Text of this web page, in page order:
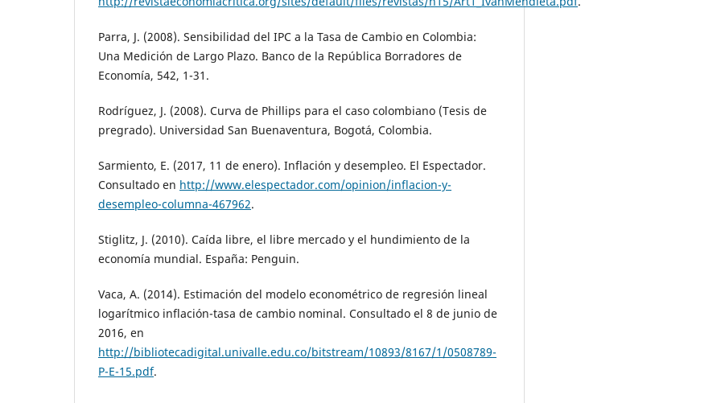
Parra, J. (2008). Sensibilidad del IPC a la Tasa de Cambio en Colombia:
Una Medición de Largo Plazo. Banco de la República Borradores de
Economía, 542, 1-31.
Rodríguez, J. (2008). Curva de Phillips para el caso colombiano (Tesis de
pregrado). Universidad San Buenaventura, Bogotá, Colombia.
Sarmiento, E. (2017, 11 de enero). Inflación y desempleo. El Espectador.
Consultado en http://www.elespectador.com/opinion/inflacion-y-
desempleo-columna-467962.
Stiglitz, J. (2010). Caída libre, el libre mercado y el hundimiento de la
economía mundial. España: Penguin.
Vaca, A. (2014). Estimación del modelo econométrico de regresión lineal
logarítmico inflación-tasa de cambio nominal. Consultado el 8 de junio de
2016, en
http://bibliotecadigital.univalle.edu.co/bitstream/10893/8167/1/0508789-
P-E-15.pdf.